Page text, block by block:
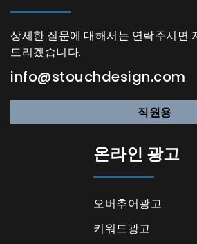
상세한 질문에 대해서는 연락주시면
드리겠습니다.
info@stouchdesign.com
직원용
온라인 광고
오버추어광고
키워드광고